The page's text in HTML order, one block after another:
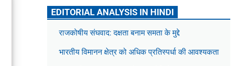
EDITORIAL ANALYSIS IN HINDI
राजकोषीय संघवाद: दक्षता बनाम समता के मुद्दे
भारतीय विमानन क्षेत्र को अधिक प्रतिस्पर्धा की आवश्यकता